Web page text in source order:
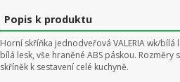
Popis k produktu
Horní skříňka jednodveřová VALERIA wk/
bílá lesk, vše hraněné ABS páskou.
skříněk k sestavení celé kuchyně.